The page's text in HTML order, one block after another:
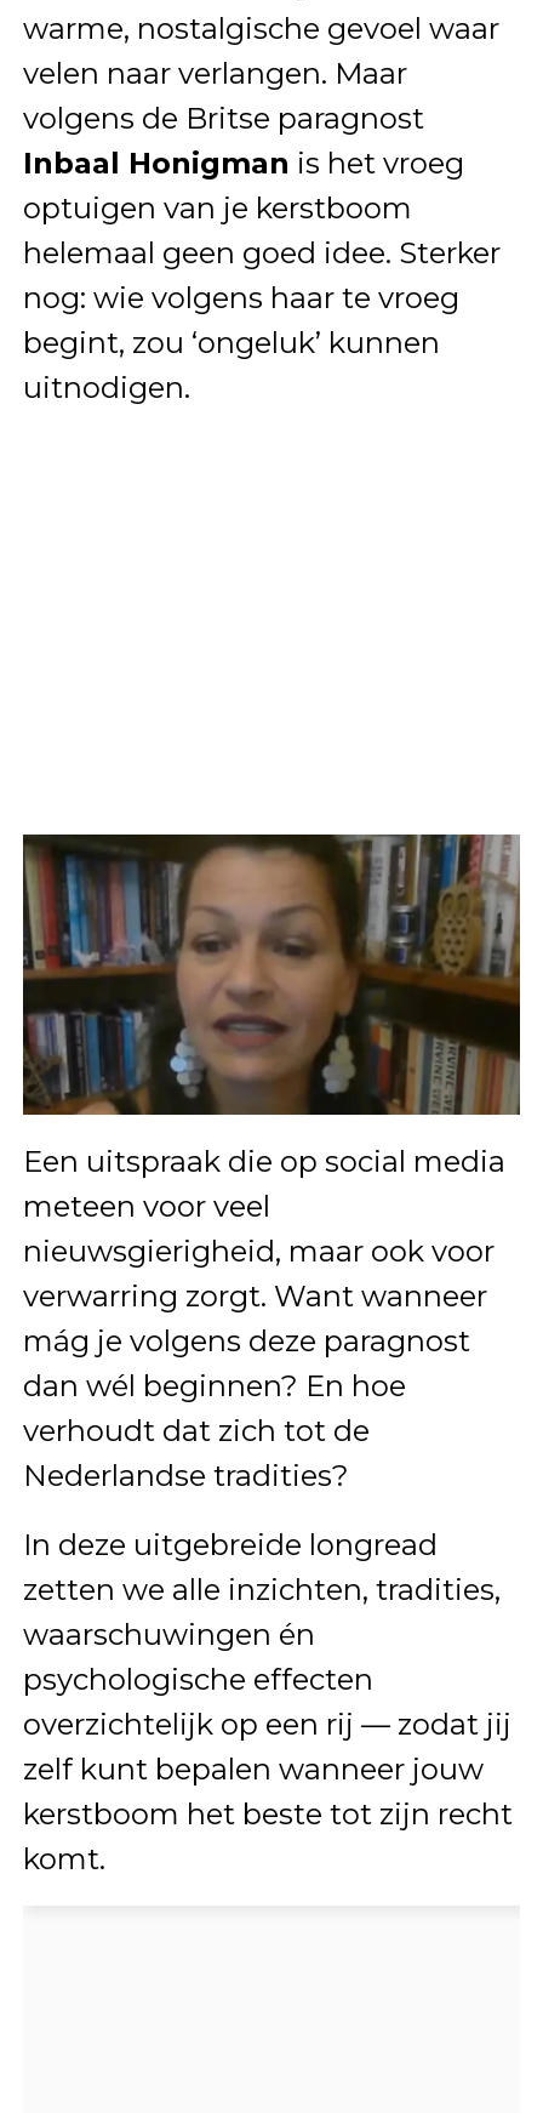
warme, nostalgische gevoel waar
velen naar verlangen. Maar
volgens de Britse paragnost
Inbaal Honigman is het vroeg
optuigen van je kerstboom
helemaal geen goed idee. Sterker
nog: wie volgens haar te vroeg
begint, zou ‘ongeluk’ kunnen
uitnodigen.
Een uitspraak die op social media
meteen voor veel
nieuwsgierigheid, maar ook voor
verwarring zorgt. Want wanneer
mág je volgens deze paragnost
dan wél beginnen? En hoe
verhoudt dat zich tot de
Nederlandse tradities?
In deze uitgebreide longread
zetten we alle inzichten, tradities,
waarschuwingen én
psychologische effecten
overzichtelijk op een rij — zodat jij
zelf kunt bepalen wanneer jouw
kerstboom het beste tot zijn recht
komt.